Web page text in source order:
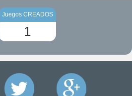
Juegos CREADOS
1